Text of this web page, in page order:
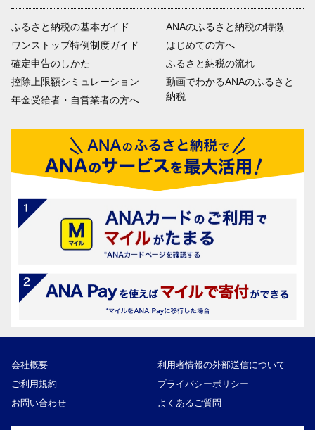
ふるさと納税の基本ガイド
ワンストップ特例制度ガイド
確定申告のしかた
控除上限額シミュレーション
年金受給者・自営業者の方へ
ANAのふるさと納税の特徴
はじめての方へ
ふるさと納税の流れ
動画でわかるANAのふるさと
納税
会社概要
利用者情報の外部送信について
ご利用規約
プライバシーポリシー
お問い合わせ
よくあるご質問